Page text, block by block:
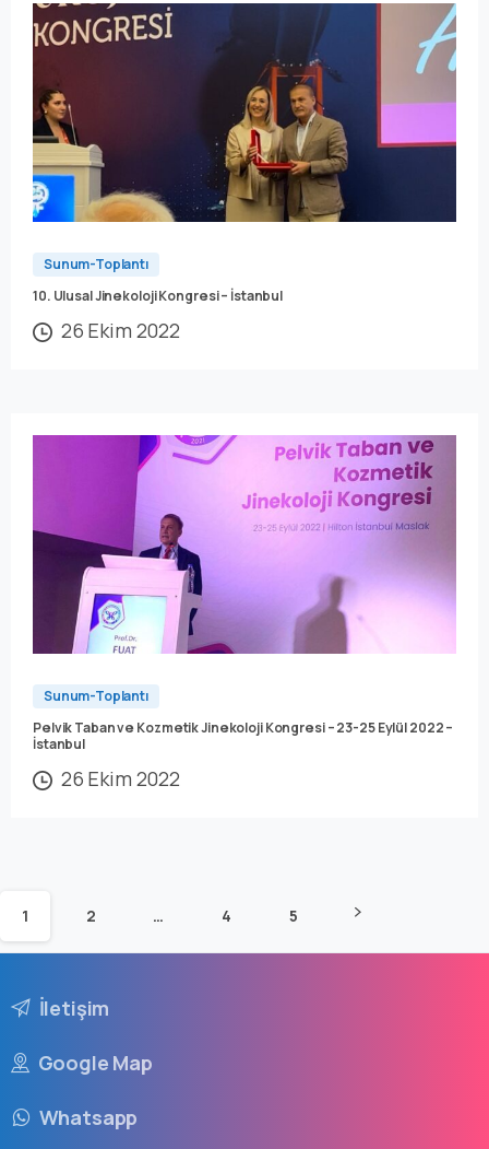
Sunum-Toplantı
10. Ulusal Jinekoloji Kongresi – İstanbul
26 Ekim 2022
Sunum-Toplantı
Pelvik Taban ve Kozmetik Jinekoloji Kongresi – 23-25 Eylül 2022 –
İstanbul
26 Ekim 2022
1 2 … 4 5
İletişim
Google Map
Whatsapp